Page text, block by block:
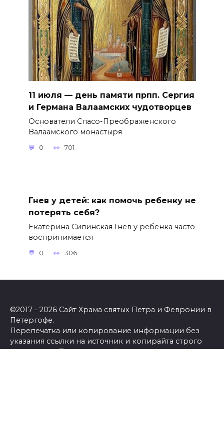
11 июля — день памяти прпп. Сергия
и Германа Валаамских чудотворцев
Основатели Спасо-Преображенского
Валаамского монастыря
0 701
Гнев у детей: как помочь ребенку не
потерять себя?
Екатерина Силинская Гнев у ребенка часто
воспринимается
0 306
©2017 - 2026 Сайт Храма святых Петра и Февронии в
Петергофе.
Перепечатка или копирование информации без
указания ссылки на источник и копирайта строго
запрещены.Политика конфиденциальности.